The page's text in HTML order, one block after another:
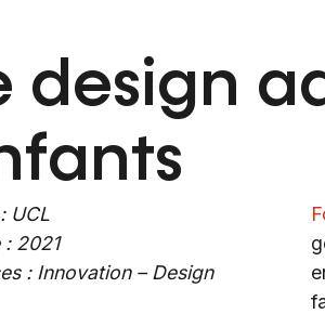
design
UCL
: 2021
: Innovation – Design